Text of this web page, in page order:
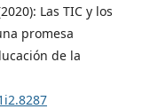
Las TIC y los
promesa
de la